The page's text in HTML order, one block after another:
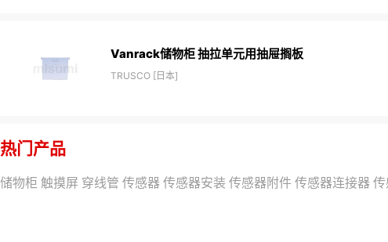
Vanrack储物柜 抽拉单元用抽屉搁板
TRUSCO [日本]
热门产品
储物柜 触摸屏 穿线管 传感器 传感器安装 传感器附件 传感器连接器